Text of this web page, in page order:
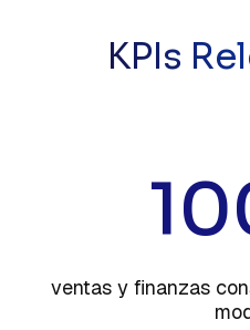
KPIs
ventas y finanzas